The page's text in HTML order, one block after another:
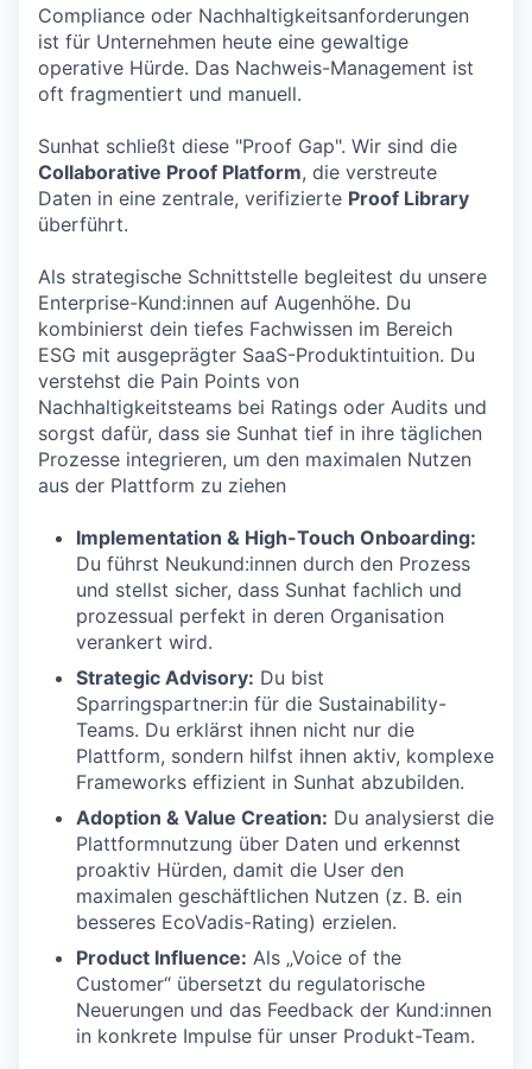
Compliance oder Nachhaltigkeitsanforderungen
ist für Unternehmen heute eine gewaltige
operative Hürde. Das Nachweis-Management ist
oft fragmentiert und manuell.
Sunhat schließt diese "Proof Gap". Wir sind die
Collaborative Proof Platform, die verstreute
Daten in eine zentrale, verifizierte Proof Library
überführt.
Als strategische Schnittstelle begleitest du unsere
Enterprise-Kund:innen auf Augenhöhe. Du
kombinierst dein tiefes Fachwissen im Bereich
ESG mit ausgeprägter SaaS-Produktintuition. Du
verstehst die Pain Points von
Nachhaltigkeitsteams bei Ratings oder Audits und
sorgst dafür, dass sie Sunhat tief in ihre täglichen
Prozesse integrieren, um den maximalen Nutzen
aus der Plattform zu ziehen
Implementation & High-Touch Onboarding:
Du führst Neukund:innen durch den Prozess
und stellst sicher, dass Sunhat fachlich und
prozessual perfekt in deren Organisation
verankert wird.
Strategic Advisory: Du bist
Sparringspartner:in für die Sustainability-
Teams. Du erklärst ihnen nicht nur die
Plattform, sondern hilfst ihnen aktiv, komplexe
Frameworks effizient in Sunhat abzubilden.
Adoption & Value Creation: Du analysierst die
Plattformnutzung über Daten und erkennst
proaktiv Hürden, damit die User den
maximalen geschäftlichen Nutzen (z. B. ein
besseres EcoVadis-Rating) erzielen.
Product Influence: Als „Voice of the
Customer“ übersetzt du regulatorische
Neuerungen und das Feedback der Kund:innen
in konkrete Impulse für unser Produkt-Team.